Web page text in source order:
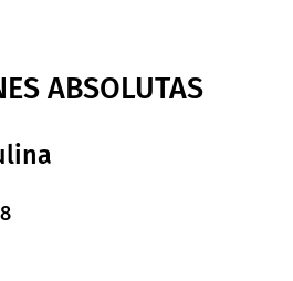
ABSOLUTAS